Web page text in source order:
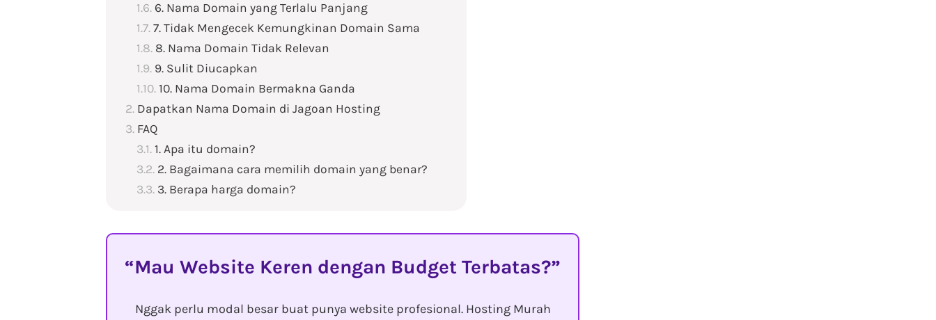
6. Nama Domain yang Terlalu Panjang
7. Tidak Mengecek Kemungkinan Domain Sama
8. Nama Domain Tidak Relevan
9. Sulit Diucapkan
10. Nama Domain Bermakna Ganda
Dapatkan Nama Domain di Jagoan Hosting
FAQ
1. Apa itu domain?
2. Bagaimana cara memilih domain yang benar?
3. Berapa harga domain?
Mau Website Keren dengan Budget Terbatas?
Nggak perlu modal besar buat punya website profesional. Hosting Murah